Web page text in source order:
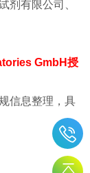
剂有限公司、
GmbH授
信息整理，具